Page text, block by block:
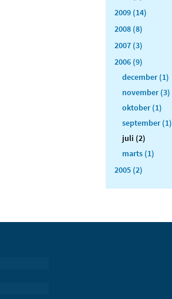
2009 (14)
2008 (8)
2007 (3)
2006 (9)
december (1)
november (3)
oktober (1)
september (1)
juli (2)
marts (1)
2005 (2)